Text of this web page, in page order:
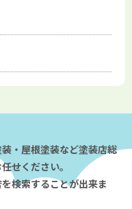
・屋根塗装など塗装店総
せください。
検索することが出来ま